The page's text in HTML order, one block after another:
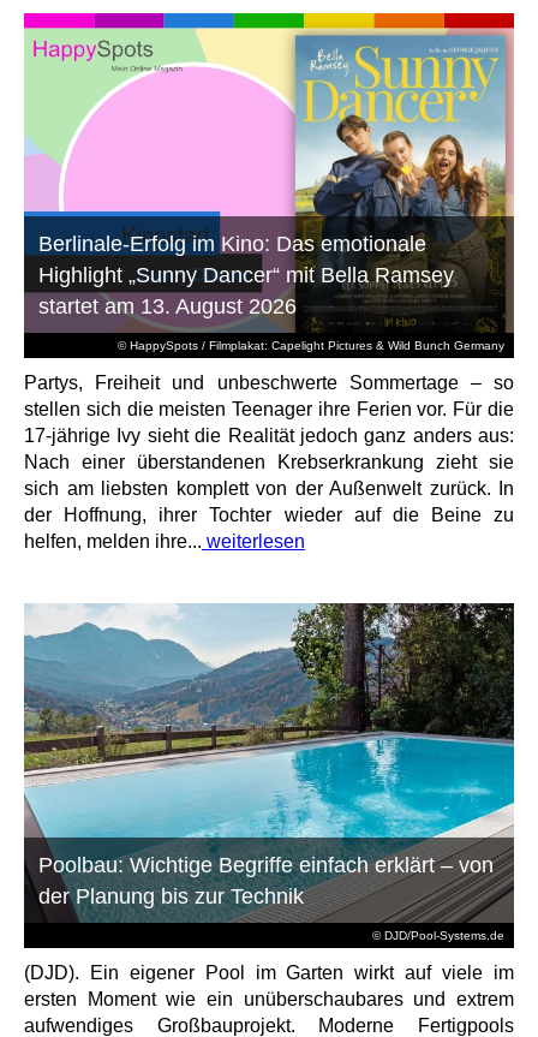
© HappySpots / Filmplakat: Capelight Pictures & Wild Bunch Germany
Berlinale-Erfolg im Kino: Das emotionale
Highlight „Sunny Dancer“ mit Bella Ramsey
startet am 13. August 2026
Partys, Freiheit und unbeschwerte Sommertage – so
stellen sich die meisten Teenager ihre Ferien vor. Für die
17-jährige Ivy sieht die Realität jedoch ganz anders aus:
Nach einer überstandenen Krebserkrankung zieht sie
sich am liebsten komplett von der Außenwelt zurück. In
der Hoffnung, ihrer Tochter wieder auf die Beine zu
helfen, melden ihre... weiterlesen
© DJD/Pool-Systems.de
Poolbau: Wichtige Begriffe einfach erklärt – von
der Planung bis zur Technik
(DJD). Ein eigener Pool im Garten wirkt auf viele im
ersten Moment wie ein unüberschaubares und extrem
aufwendiges Großbauprojekt. Moderne Fertigpools